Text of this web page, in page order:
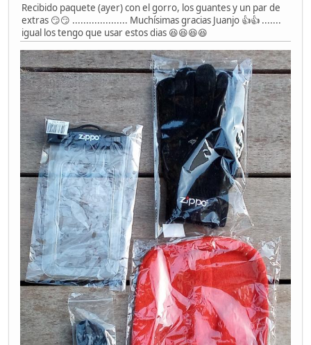
Recibido paquete (ayer) con el gorro, los guantes y un par de
extras 😏😏 .................... Muchísimas gracias Juanjo 👍👍 .......
igual los tengo que usar estos dias 😆😆😆😆